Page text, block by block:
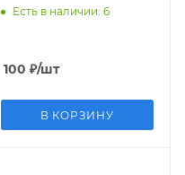
Есть в наличии: 6
100 ₽/шт
В КОРЗИНУ